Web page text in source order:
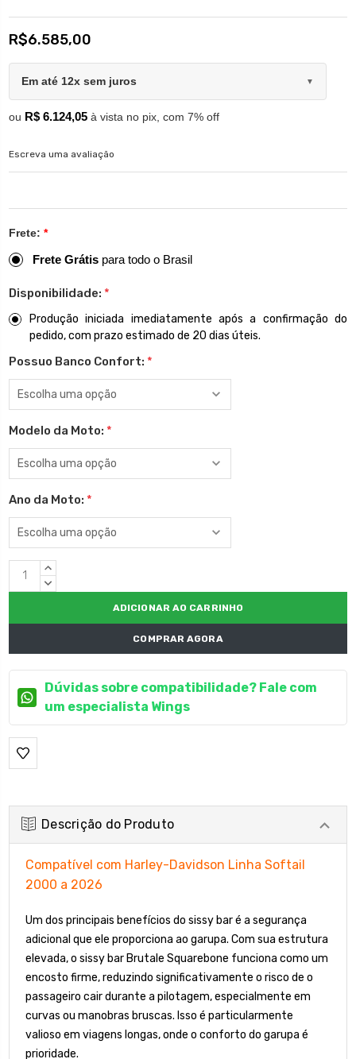
R$6.585,00
Em até 12x sem juros ▼
ou R$ 6.124,05 à vista no pix, com 7% off
Escreva uma avaliação
Frete: *
Frete Grátis para todo o Brasil
Disponibilidade: *
Produção iniciada imediatamente após a confirmação do
pedido, com prazo estimado de 20 dias úteis.
Possuo Banco Confort: *
Modelo da Moto: *
Ano da Moto: *
EstoqueQUANTIDADE
CRESCENTE:
QUANTIDADE
COMPRAR AGORA
Dúvidas sobre compatibilidade? Fale com
um especialista Wings
Descrição do Produto
Compatível com Harley-Davidson Linha Softail
2000 a 2026
Um dos principais benefícios do sissy bar é a segurança
adicional que ele proporciona ao garupa. Com sua estrutura
elevada, o sissy bar Brutale Squarebone funciona como um
encosto firme, reduzindo significativamente o risco de o
passageiro cair durante a pilotagem, especialmente em
curvas ou manobras bruscas. Isso é particularmente
valioso em viagens longas, onde o conforto do garupa é
prioridade.